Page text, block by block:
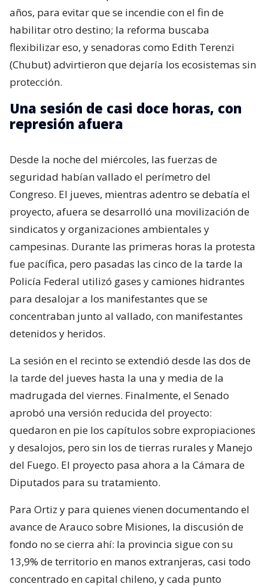
años, para evitar que se incendie con el fin de
habilitar otro destino; la reforma buscaba
flexibilizar eso, y senadoras como Edith Terenzi
(Chubut) advirtieron que dejaría los ecosistemas sin
protección.
Una sesión de casi doce horas, con
represión afuera
Desde la noche del miércoles, las fuerzas de
seguridad habían vallado el perímetro del
Congreso. El jueves, mientras adentro se debatía el
proyecto, afuera se desarrolló una movilización de
sindicatos y organizaciones ambientales y
campesinas. Durante las primeras horas la protesta
fue pacífica, pero pasadas las cinco de la tarde la
Policía Federal utilizó gases y camiones hidrantes
para desalojar a los manifestantes que se
concentraban junto al vallado, con manifestantes
detenidos y heridos.
La sesión en el recinto se extendió desde las dos de
la tarde del jueves hasta la una y media de la
madrugada del viernes. Finalmente, el Senado
aprobó una versión reducida del proyecto:
quedaron en pie los capítulos sobre expropiaciones
y desalojos, pero sin los de tierras rurales y Manejo
del Fuego. El proyecto pasa ahora a la Cámara de
Diputados para su tratamiento.
Para Ortiz y para quienes vienen documentando el
avance de Arauco sobre Misiones, la discusión de
fondo no se cierra ahí: la provincia sigue con su
13,9% de territorio en manos extranjeras, casi todo
concentrado en capital chileno, y cada punto